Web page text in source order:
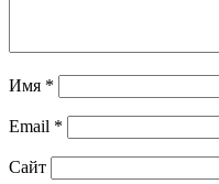
Имя *
Email *
Сайт